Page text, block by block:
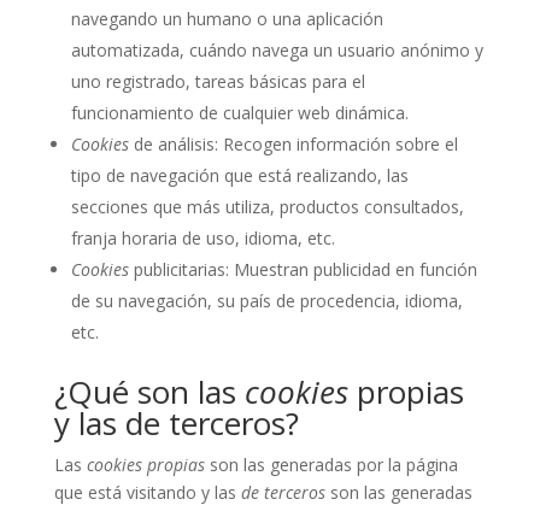
navegando un humano o una aplicación
automatizada, cuándo navega un usuario anónimo y
uno registrado, tareas básicas para el
funcionamiento de cualquier web dinámica.
Cookiesde análisis: Recogen información sobre el
tipo de navegación que está realizando, las
secciones que más utiliza, productos consultados,
franja horaria de uso, idioma, etc.
Cookiespublicitarias: Muestran publicidad en función
de su navegación, su país de procedencia, idioma,
etc.
¿Qué son las cookiespropias
y las de terceros?
Las cookies propiasson las generadas por la página
que está visitando y las de tercerosson las generadas